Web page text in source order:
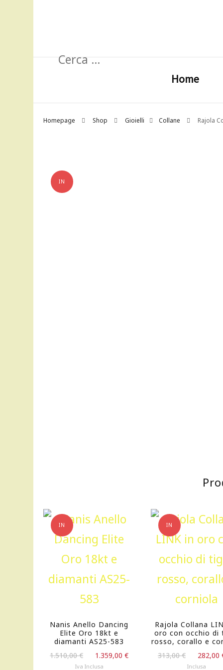
Ricerca
Home
Homepage Shop Gioielli Collane Rajola
IN
IN
OFFERTA!
Nanis Anello Dancing
Elite Oro 18kt e
diamanti AS25-583
1.510,00€
prezzo
1.359,00€
Iva Inclusa
IN
OFFERTA!
Rajola Collana
oro con occhio di
rosso, corallo e
313,00€
prezzo
282,00
Inclusa